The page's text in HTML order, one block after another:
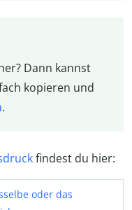
Dann kannst
kopieren und
.
findest du hier:
oder das